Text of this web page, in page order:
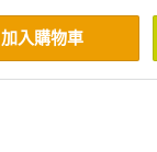
加入購物車